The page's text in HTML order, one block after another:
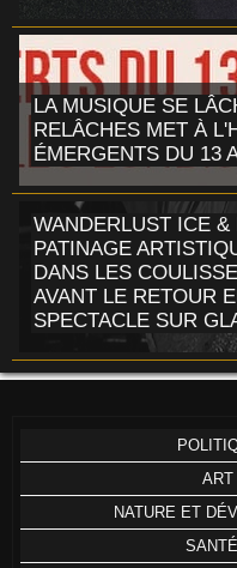
LA MUSIQUE SE
RELÂCHES MET À
ÉMERGENTS DU 13
WANDERLUST ICE
PATINAGE
DANS LES
AVANT LE RETOUR
SPECTACLE SUR
ART
NATURE ET